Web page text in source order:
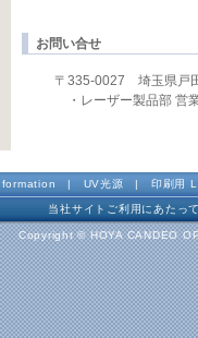
お問い合せ
〒335-0027 埼玉県戸
・レーザー製品部 営
| UV光源 | 印刷用
当社サイトご利用にあたっ
Copyright © HOYA CANDEO